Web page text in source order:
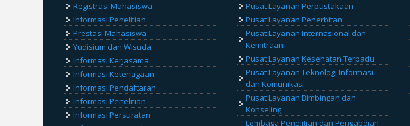
Registrasi Mahasiswa
Informasi Penelitian
Prestasi Mahasiswa
Yudisium dan Wisuda
Informasi Kerjasama
Informasi Ketenagaan
Informasi Pendaftaran
Informasi Penelitian
Informasi Persuratan
Pusat Layanan Perpustakaan
Pusat Layanan Penerbitan
Pusat Layanan Internasional dan
Kemitraan
Pusat Layanan Kesehatan Terpadu
Pusat Layanan Teknologi Informasi
dan Komunikasi
Pusat Layanan Bimbingan dan
Konseling
Lembaga Penelitian dan Pengabdian